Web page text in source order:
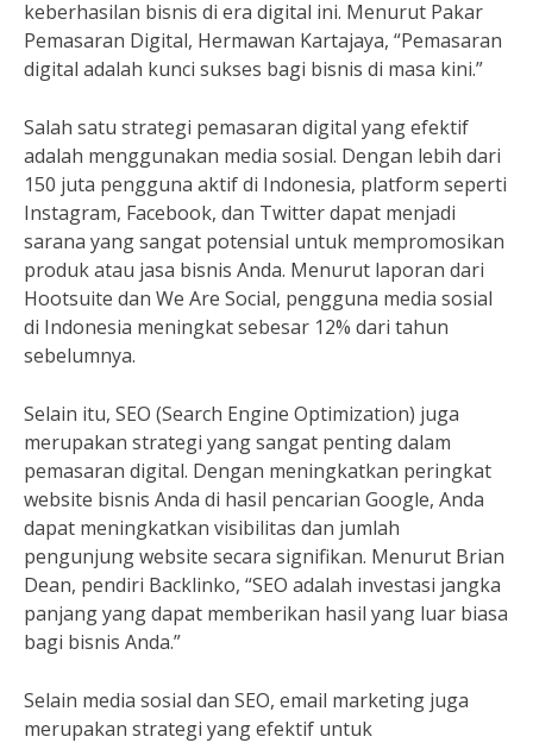
keberhasilan bisnis di era digital ini. Menurut Pakar
Pemasaran Digital, Hermawan Kartajaya, “Pemasaran
digital adalah kunci sukses bagi bisnis di masa kini.”
Salah satu strategi pemasaran digital yang efektif
adalah menggunakan media sosial. Dengan lebih dari
150 juta pengguna aktif di Indonesia, platform seperti
Instagram, Facebook, dan Twitter dapat menjadi
sarana yang sangat potensial untuk mempromosikan
produk atau jasa bisnis Anda. Menurut laporan dari
Hootsuite dan We Are Social, pengguna media sosial
di Indonesia meningkat sebesar 12% dari tahun
sebelumnya.
Selain itu, SEO (Search Engine Optimization) juga
merupakan strategi yang sangat penting dalam
pemasaran digital. Dengan meningkatkan peringkat
website bisnis Anda di hasil pencarian Google, Anda
dapat meningkatkan visibilitas dan jumlah
pengunjung website secara signifikan. Menurut Brian
Dean, pendiri Backlinko, “SEO adalah investasi jangka
panjang yang dapat memberikan hasil yang luar biasa
bagi bisnis Anda.”
Selain media sosial dan SEO, email marketing juga
merupakan strategi yang efektif untuk